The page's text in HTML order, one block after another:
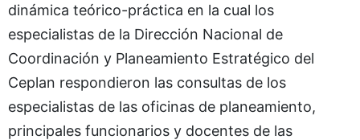
dinámica teórico-práctica en la cual los
especialistas de la Dirección Nacional de
Coordinación y Planeamiento Estratégico del
Ceplan respondieron las consultas de los
especialistas de las oficinas de planeamiento,
principales funcionarios y docentes de las